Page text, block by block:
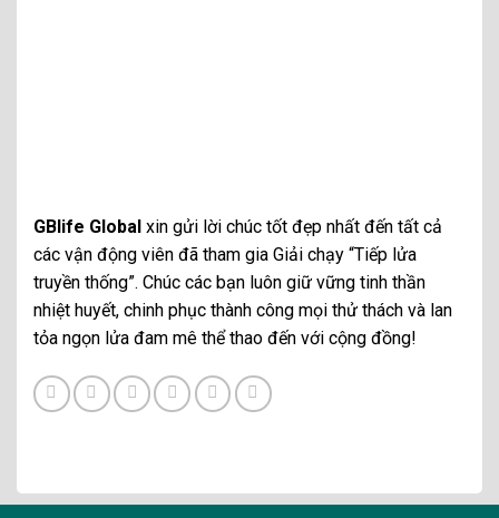
GBlife Global xin gửi lời chúc tốt đẹp nhất đến tất cả
các vận động viên đã tham gia Giải chạy “Tiếp lửa
truyền thống”. Chúc các bạn luôn giữ vững tinh thần
nhiệt huyết, chinh phục thành công mọi thử thách và lan
tỏa ngọn lửa đam mê thể thao đến với cộng đồng!